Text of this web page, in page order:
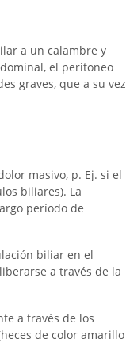
a un calambre y
el peritoneo
graves, que a su vez
masivo, p. Ej. si el
biliares). La
período de
biliar en el
a través de la
a través de los
de color amarillo